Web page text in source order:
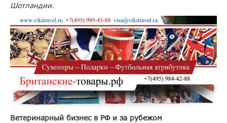
Шотландии.
Ветеринарный бизнес в РФ и за рубежом